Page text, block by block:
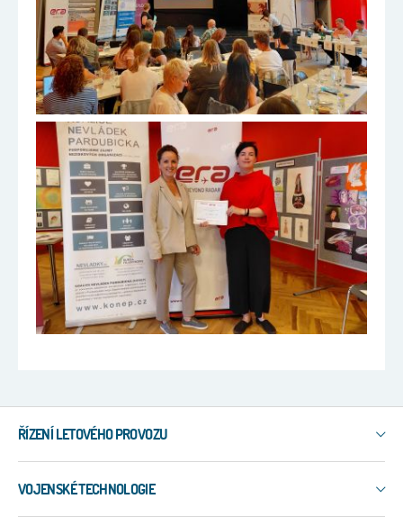
ŘÍZENÍ LETOVÉHO PROVOZU
3R
ERIS-COMMS
VOJENSKÉ TECHNOLOGIE